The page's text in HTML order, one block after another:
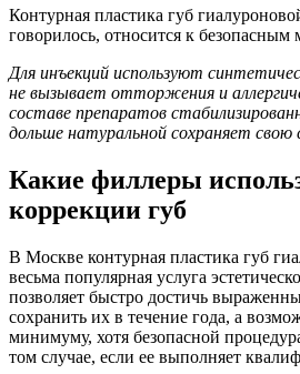
Контурная пластика губ
говорилось, относится к безопасным
Для инъекций используют
не вызывает отторжения и
составе препаратов
дольше натуральной сохраняет свою
Какие филлеры
коррекции губ
В Москве контурная пластика губ
весьма популярная услуга
позволяет быстро достичь
сохранить их в течение года, а
минимуму, хотя безопасной
том случае, если ее выполняет